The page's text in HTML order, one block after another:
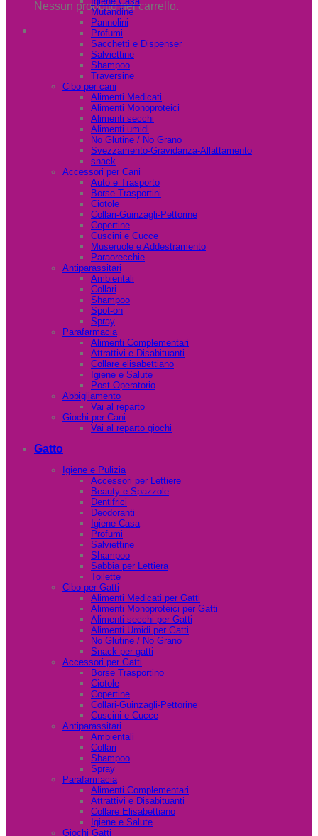
Nessun prodotto nel carrello.
Mutandine
Pannolini
Profumi
Sacchetti e Dispenser
Salviettine
Shampoo
Traversine
Cibo per cani
Alimenti Medicati
Alimenti Monoproteici
Alimenti secchi
Alimenti umidi
No Glutine / No Grano
Svezzamento-Gravidanza-Allattamento
snack
Accessori per Cani
Auto e Trasporto
Borse Trasportini
Ciotole
Collari-Guinzagli-Pettorine
Copertine
Cuscini e Cucce
Museruole e Addestramento
Paraorecchie
Antiparassitari
Ambientali
Collari
Shampoo
Spot-on
Spray
Parafarmacia
Alimenti Complementari
Attrattivi e Disabituanti
Collare elisabettiano
Igiene e Salute
Post-Operatorio
Abbigliamento
Vai al reparto
Giochi per Cani
Vai al reparto giochi
Gatto
Igiene e Pulizia
Accessori per Lettiere
Beauty e Spazzole
Dentifrici
Deodoranti
Igiene Casa
Profumi
Salviettine
Shampoo
Sabbia per Lettiera
Toilette
Cibo per Gatti
Alimenti Medicati per Gatti
Alimenti Monoproteici per Gatti
Alimenti secchi per Gatti
Alimenti Umidi per Gatti
No Glutine / No Grano
Snack per gatti
Accessori per Gatti
Borse Trasportino
Ciotole
Copertine
Collari-Guinzagli-Pettorine
Cuscini e Cucce
Antiparassitari
Ambientali
Collari
Shampoo
Spray
Parafarmacia
Alimenti Complementari
Attrattivi e Disabituanti
Collare Elisabettiano
Igiene e Salute
Giochi Gatti